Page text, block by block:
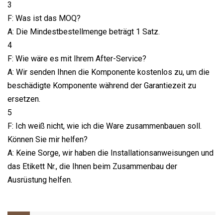
3
F: Was ist das MOQ?
A: Die Mindestbestellmenge beträgt 1 Satz.
4
F: Wie wäre es mit Ihrem After-Service?
A: Wir senden Ihnen die Komponente kostenlos zu, um die
beschädigte Komponente während der Garantiezeit zu
ersetzen.
5
F: Ich weiß nicht, wie ich die Ware zusammenbauen soll.
Können Sie mir helfen?
A: Keine Sorge, wir haben die Installationsanweisungen und
das Etikett Nr., die Ihnen beim Zusammenbau der
Ausrüstung helfen.